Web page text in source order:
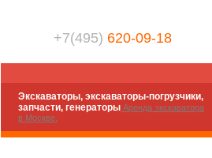
+7(495) 620-09-18
Экскаваторы, экскаваторы-погрузчики,
запчасти, генераторы Аренда экскаватора
в Москве.